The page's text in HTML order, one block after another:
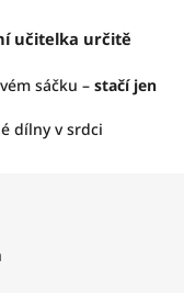
učitelka určitě
sáčku – stačí jen
dílny v srdci